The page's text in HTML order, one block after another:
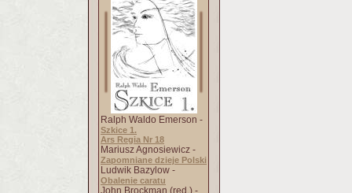
Ralph Waldo Emerson -
Szkice 1.
Ars Regia Nr 18
Mariusz Agnosiewicz -
Zapomniane dzieje Polski
Ludwik Bazylow -
Obalenie caratu
John Brockman (red.) -